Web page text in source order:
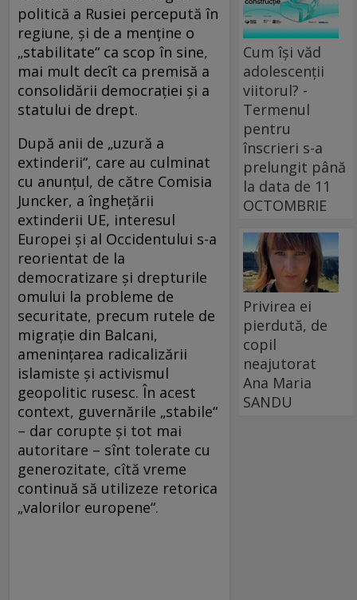
politică a Rusiei percepută în
regiune, și de a menține o
„stabilitate“ ca scop în sine,
mai mult decît ca premisă a
consolidării democrației și a
statului de drept.
După anii de „uzură a
extinderii“, care au culminat
cu anunțul, de către Comisia
Juncker, a înghețării
extinderii UE, interesul
Europei și al Occidentului s-a
reorientat de la
democratizare și drepturile
omului la probleme de
securitate, precum rutele de
migrație din Balcani,
amenințarea radicalizării
islamiste și activismul
geopolitic rusesc. În acest
context, guvernările „stabile“
– dar corupte și tot mai
autoritare – sînt tolerate cu
generozitate, cîtă vreme
continuă să utilizeze retorica
„valorilor europene“.
Cum își văd
adolescenții
viitorul? -
Termenul
pentru
înscrieri s-a
prelungit până
la data de 11
OCTOMBRIE
Privirea ei
pierdută, de
copil
neajutorat
Ana Maria
SANDU